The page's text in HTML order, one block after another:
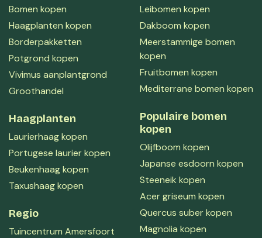
Bomen kopen
Haagplanten kopen
Borderpakketten
Potgrond kopen
Vivimus aanplantgrond
Groothandel
Haagplanten
Laurierhaag kopen
Portugese laurier kopen
Beukenhaag kopen
Taxushaag kopen
Regio
Tuincentrum Amersfoort
Leibomen kopen
Dakboom kopen
Meerstammige bomen
kopen
Fruitbomen kopen
Mediterrane bomen kopen
Populaire bomen
kopen
Olijfboom kopen
Japanse esdoorn kopen
Steeneik kopen
Acer griseum kopen
Quercus suber kopen
Magnolia kopen